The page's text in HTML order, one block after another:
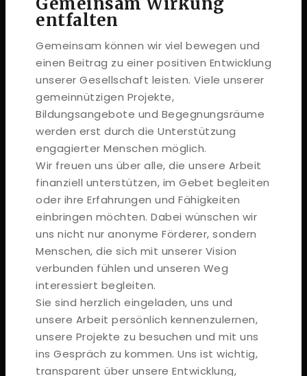
entfalten
Gemeinsam können wir viel bewegen und
einen Beitrag zu einer positiven Entwicklung
unserer Gesellschaft leisten. Viele unserer
gemeinnützigen Projekte,
Bildungsangebote und Begegnungsräume
werden erst durch die Unterstützung
engagierter Menschen möglich.
Wir freuen uns über alle, die unsere Arbeit
finanziell unterstützen, im Gebet begleiten
oder ihre Erfahrungen und Fähigkeiten
einbringen möchten. Dabei wünschen wir
uns nicht nur anonyme Förderer, sondern
Menschen, die sich mit unserer Vision
verbunden fühlen und unseren Weg
interessiert begleiten.
Sie sind herzlich eingeladen, uns und
unsere Arbeit persönlich kennenzulernen,
unsere Projekte zu besuchen und mit uns
ins Gespräch zu kommen. Uns ist wichtig,
transparent über unsere Entwicklung,